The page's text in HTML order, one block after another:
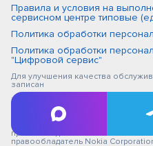
Правила и условия на
сервисном центре типовые
Политика обработки
Политика обработки
"Цифровой сервис"
Для улучшения качества
записан
iPhone, Macbook, iPad -
Honor - правообладатель HUAWEI
ТЕКНОЛОДЖИС КО., ЛТД.);
Electronics Co. Ltd. (Самсунг
правообладатель MEIZU
правообладатель Nokia